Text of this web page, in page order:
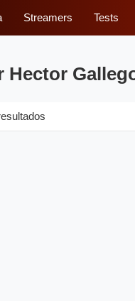
Streamers Tests
Hector